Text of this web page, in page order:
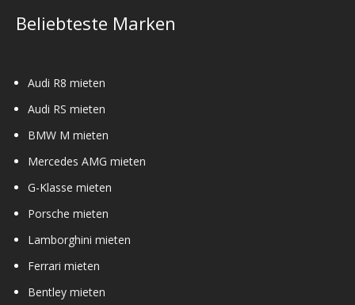
Beliebteste Marken
Audi R8 mieten
Audi RS mieten
BMW M mieten
Mercedes AMG mieten
G-Klasse mieten
Porsche mieten
Lamborghini mieten
Ferrari mieten
Bentley mieten